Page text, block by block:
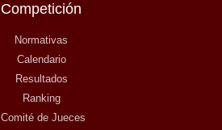
Competición
Normativas
Calendario
Resultados
Ranking
Comité de Jueces